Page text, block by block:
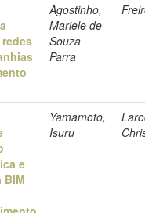
Agostinho,
Mariele de
Souza
Parra
e
Yamamoto,
Isuru